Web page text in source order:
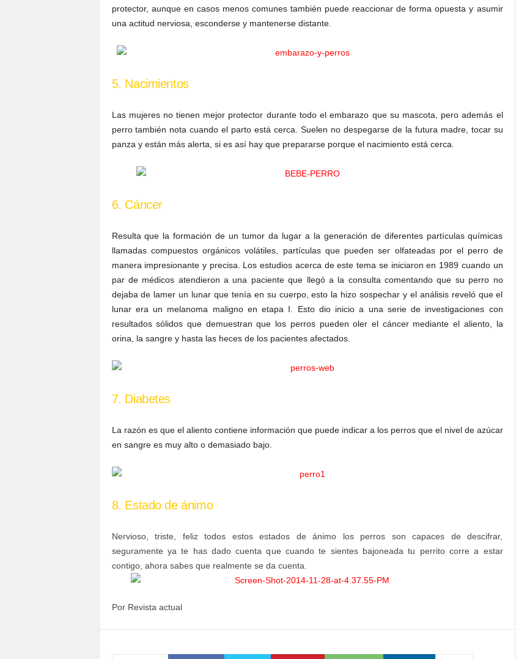
protector, aunque en casos menos comunes también puede reaccionar de forma opuesta y asumir
una actitud nerviosa, esconderse y mantenerse distante.
5. Nacimientos
Las mujeres no tienen mejor protector durante todo el embarazo que su mascota, pero además el
perro también nota cuando el parto está cerca. Suelen no despegarse de la futura madre, tocar su
panza y están más alerta, si es así hay que prepararse porque el nacimiento está cerca.
6. Cáncer
Resulta que la formación de un tumor da lugar a la generación de diferentes partículas químicas
llamadas compuestos orgánicos volátiles, partículas que pueden ser olfateadas por el perro de
manera impresionante y precisa. Los estudios acerca de este tema se iniciaron en 1989 cuando un
par de médicos atendieron a una paciente que llegó a la consulta comentando que su perro no
dejaba de lamer un lunar que tenía en su cuerpo, esto la hizo sospechar y el análisis reveló que el
lunar era un melanoma maligno en etapa I. Esto dio inicio a una serie de investigaciones con
resultados sólidos que demuestran que los perros pueden oler el cáncer mediante el aliento, la
orina, la sangre y hasta las heces de los pacientes afectados.
7. Diabetes
La razón es que el aliento contiene información que puede indicar a los perros que el nivel de azúcar
en sangre es muy alto o demasiado bajo.
8. Estado de ánimo
Nervioso, triste, feliz todos estos estados de ánimo los perros son capaces de descifrar,
seguramente ya te has dado cuenta que cuando te sientes bajoneada tu perrito corre a estar
contigo, ahora sabes que realmente se da cuenta.
Por Revista actual